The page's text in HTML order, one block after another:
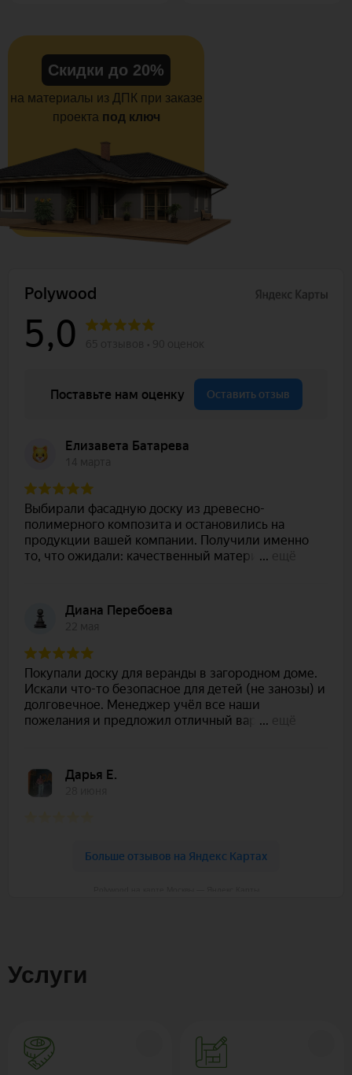
Скидки до 20%
на материалы из ДПК при заказе
проекта под ключ
Услуги